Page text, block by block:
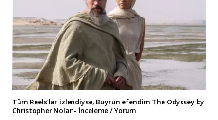
Tüm Reels’lar izlendiyse, Buyrun efendim The Odyssey by
Christopher Nolan- İnceleme / Yorum